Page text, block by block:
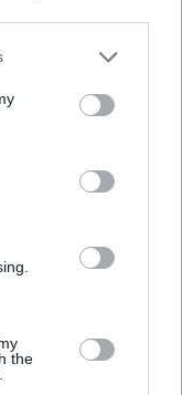
que algún
derecho de
se aplicarán
este sitio web o
the